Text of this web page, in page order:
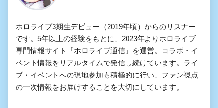
ホロライブ3期生デビュー（2019年頃）からのリスナー
です。5年以上の経験をもとに、2023年よりホロライブ
専門情報サイト「ホロライブ通信」を運営。コラボ・イ
ベント情報をリアルタイムで発信し続けています。ライ
ブ・イベントへの現地参加も積極的に行い、ファン視点
の一次情報をお届けすることを大切にしています。